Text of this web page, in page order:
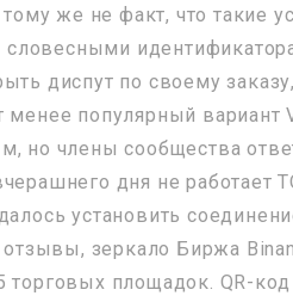
тому же не факт, что такие
словесными
диспут по своему
менее популярный вариант
но члены сообщества
дня не работает
установить
отзывы, зеркало Биржа
площадок. QR-